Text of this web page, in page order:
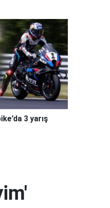
3 yarış